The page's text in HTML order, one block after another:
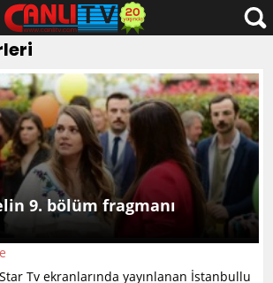
9. bölüm fragmanı
Tv ekranlarında yayınlanan İstanbullu